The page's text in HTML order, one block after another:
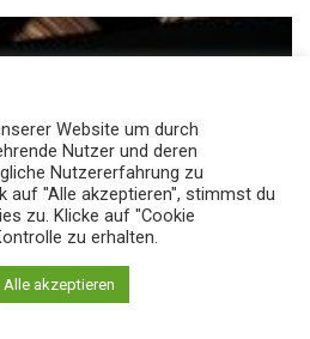
Website um durch
Nutzer und deren
Nutzererfahrung zu
auf "Alle akzeptieren", stimmst du
zu. Klicke auf "Cookie
zu erhalten.
Alle akzeptieren